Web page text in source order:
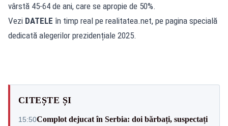
vârstă 45-64 de ani, care se apropie de 50%.
Vezi DATELE în timp real pe realitatea.net, pe pagina specială
dedicată alegerilor prezidențiale 2025.
CITEȘTE ȘI
15:50Complot dejucat în Serbia: doi bărbați, suspectați